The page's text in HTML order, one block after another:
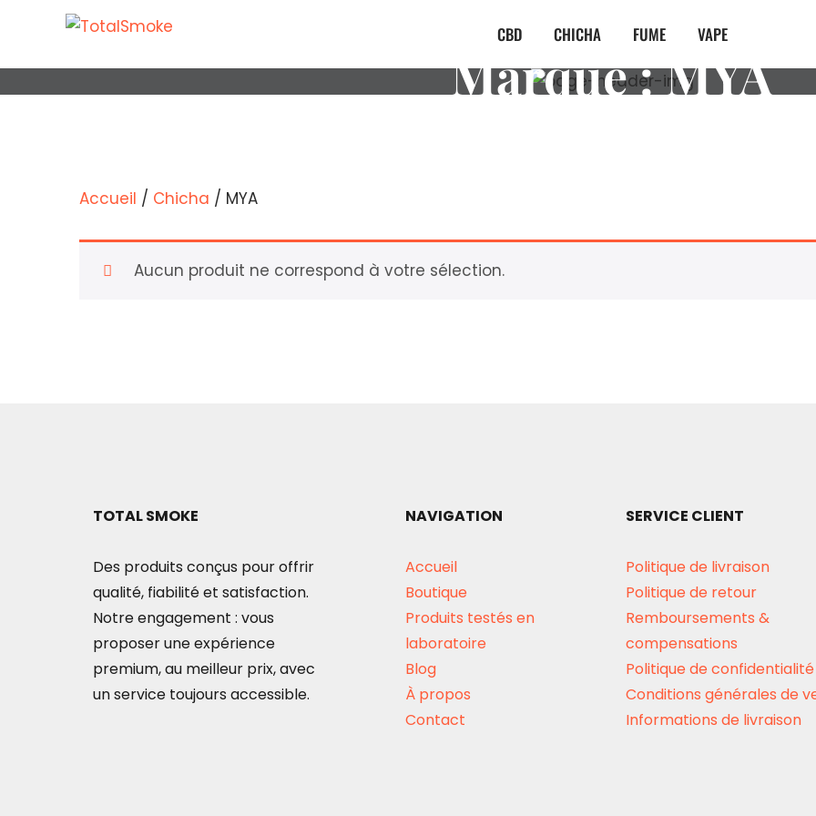
CBD CHICHA FUME VAPE
Marque :MYA
Accueil / Chicha / MYA
Aucun produit ne correspond à votre sélection.
TOTAL SMOKE
Des produits conçus pour offrir
qualité, fiabilité et satisfaction.
Notre engagement : vous
proposer une expérience
premium, au meilleur prix, avec
un service toujours accessible.
NAVIGATION
Accueil
Boutique
Produits testés en
laboratoire
Blog
À propos
Contact
SERVICE CLIENT
Politique de livraison
Politique de retour
Remboursements &
compensations
Politique de confidentialité
Conditions générales de
Informations de livraison